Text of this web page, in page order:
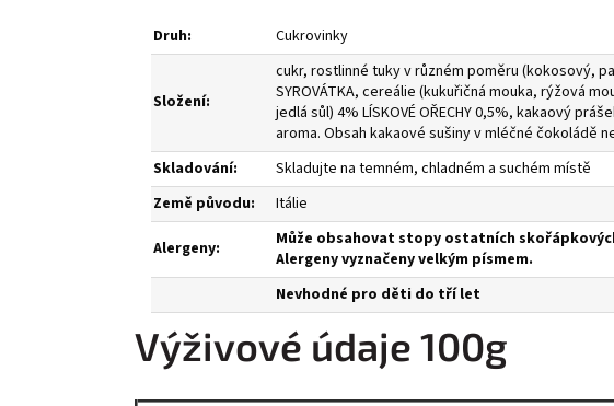
Druh: Cukrovinky
Složení:
cukr, rostlinné tuky v různém poměru (kokosový,
SYROVÁTKA, cereálie (kukuřičná mouka, rýžová
jedlá sůl) 4% LÍSKOVÉ OŘECHY 0,5%, kakaový
aroma. Obsah kakaové sušiny v mléčné čokoládě
Skladování:
Skladujte na temném, chladném a suchém místě
Země původu:
Itálie
Alergeny:
Může obsahovat stopy ostatních
Alergeny vyznačeny velkým písmem.
Nevhodné pro děti do tří let
Výživové údaje 100g